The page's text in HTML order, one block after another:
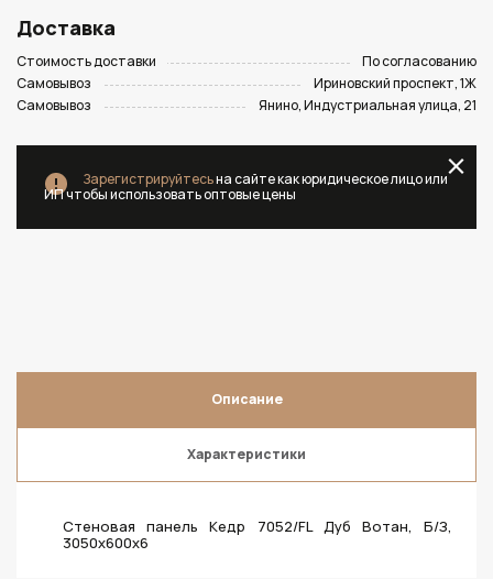
Доставка
Стоимость доставки
По согласованию
Самовывоз
Ириновский проспект, 1Ж
Самовывоз
Янино, Индустриальная улица, 21
Зарегистрируйтесьна сайте как юридическое лицо или
ИП чтобы использовать оптовые цены
Описание
Характеристики
Стеновая панель Кедр 7052/FL Дуб Вотан, Б/З,
3050х600х6